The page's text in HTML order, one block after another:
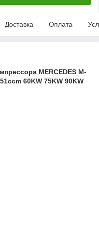
Доставка Оплата
MERCEDES M-
60KW 75KW 90KW